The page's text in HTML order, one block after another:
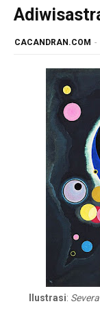
CACANDRAN.COM -
Ilustrasi: